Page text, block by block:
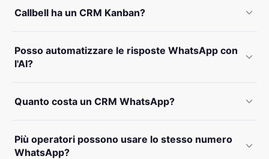
Callbell ha un CRM Kanban?
Posso automatizzare le risposte WhatsApp con
l'AI?
Quanto costa un CRM WhatsApp?
Più operatori possono usare lo stesso numero
WhatsApp?